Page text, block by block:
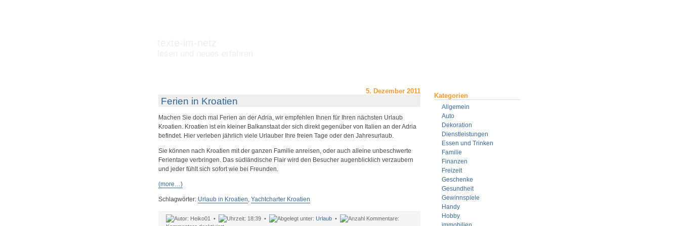
Kategorien
Allgemein
Auto
Dekoration
Dienstleistungen
Essen und Trinken
Familie
Finanzen
Freizeit
Geschenke
Gesundheit
Gewinnspiele
Handy
Hobby
5. Dezember 2011
Ferien in Kroatien
Machen Sie doch mal Ferien an der Adria, wir empfehlen Ihnen für Ihren nächsten Urlaub
Kroatien. Kroatien ist ein kleiner Balkanstaat der sich direkt gegenüber von Italien an der Adria
befindet. Hier verleben jährlich viele Urlauber Ihre freien Tage oder den Jahresurlaub.
Sie können nach Kroatien mit der ganzen Familie anreisen, oder auch alleine unbeschwerte
Ferientage verbringen. Das südländische Flair wird den Besucher augenblicklich verzaubern
und jeder fühlt sich sofort wie bei Freunden.
(more…)
Schlagwörter: Urlaub in Kroatien, Yachtcharter Kroatien
Heiko01 • 18:39 • Urlaub•